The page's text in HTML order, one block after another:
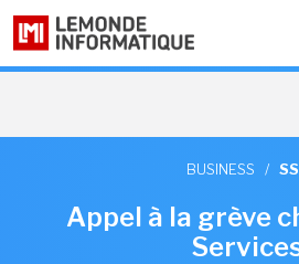
BUSINESS /
Appel à la grève